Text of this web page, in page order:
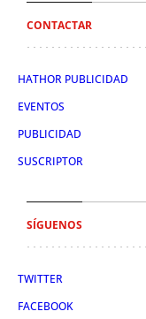
CONTACTAR
HATHOR PUBLICIDAD
EVENTOS
PUBLICIDAD
SUSCRIPTOR
SÍGUENOS
TWITTER
FACEBOOK